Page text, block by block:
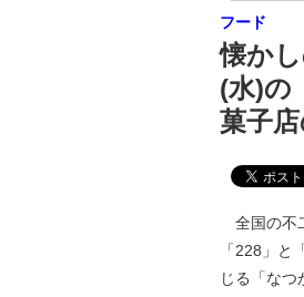
フード
懐か
(水)の
菓子
全国の不
「228」
じる「なつ